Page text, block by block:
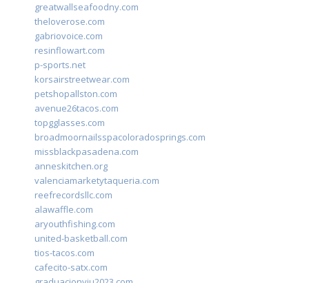
greatwallseafoodny.com
theloverose.com
gabriovoice.com
resinflowart.com
p-sports.net
korsairstreetwear.com
petshopallston.com
avenue26tacos.com
topgglasses.com
broadmoornailsspacoloradosprings.com
missblackpasadena.com
anneskitchen.org
valenciamarketytaqueria.com
reefrecordsllc.com
alawaffle.com
aryouthfishing.com
united-basketball.com
tios-tacos.com
cafecito-satx.com